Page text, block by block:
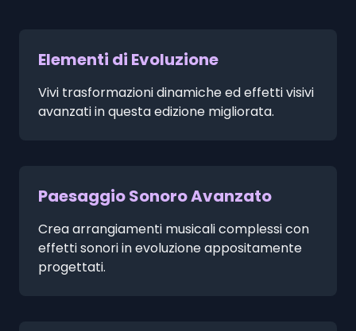
Elementi di Evoluzione
Vivi trasformazioni dinamiche ed effetti visivi
avanzati in questa edizione migliorata.
Paesaggio Sonoro Avanzato
Crea arrangiamenti musicali complessi con
effetti sonori in evoluzione appositamente
progettati.